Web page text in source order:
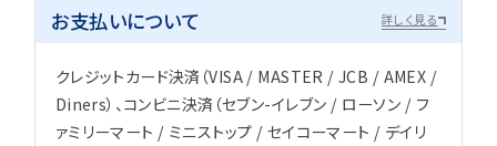
お支払いについて 詳しく見る
クレジットカード決済（VISA / MASTER / JCB / AMEX /
Diners）、コンビニ決済（セブン-イレブン / ローソン / フ
ァミリーマート / ミニストップ / セイコーマート / デイリ